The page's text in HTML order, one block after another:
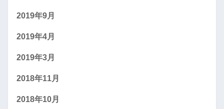
2019年9月
2019年4月
2019年3月
2018年11月
2018年10月